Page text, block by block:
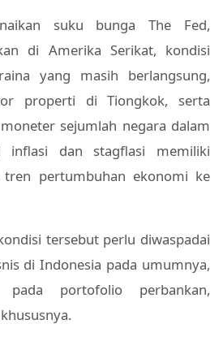
suku bunga The Fed,
di Amerika Serikat, kondisi
yang masih berlangsung,
properti di Tiongkok, serta
sejumlah negara dalam
inflasi dan stagflasi memiliki
tren pertumbuhan ekonomi ke
tersebut perlu diwaspadai
di Indonesia pada umumnya,
pada portofolio perbankan,